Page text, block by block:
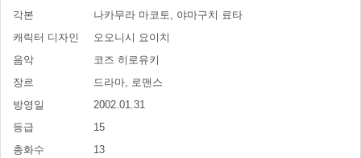
각본
나카무라 마코토, 야마구치 료타
캐릭터 디자인
오오니시 요이치
음악
코즈 히로유키
장르
드라마, 로맨스
방영일
2002.01.31
등급
15
총화수
13